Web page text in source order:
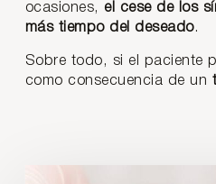
ocasiones, el cese de los
más tiempo del deseado.
Sobre todo, si el paciente
como consecuencia de un